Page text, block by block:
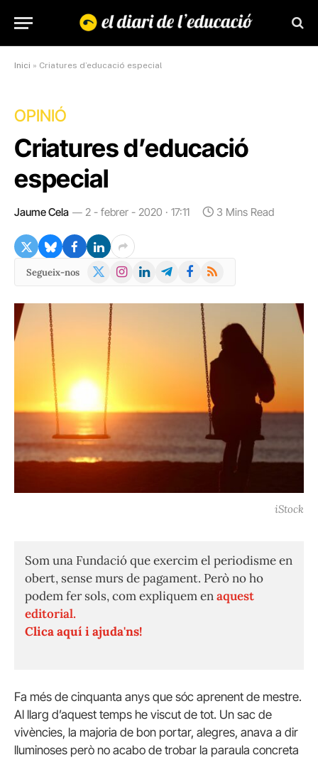
Inici » Criatures d’educació especial
OPINIÓ
Criatures d’educació
especial
Jaume Cela 2 - febrer - 2020 · 17:11 3 Mins Read
Segueix-nos
X
Instagram
LinkedInTelegramFacebook
RSS
iStock
Som una Fundació que exercim el periodisme en
obert, sense murs de pagament. Però no ho
podem fer sols, com expliquem enaquest
editorial.
Clica aquí i ajuda'ns!
Fa més de cinquanta anys que sóc aprenent de mestre.
Al llarg d’aquest temps he viscut de tot. Un sac de
vivències, la majoria de bon portar, alegres, anava a dir
lluminoses però no acabo de trobar la paraula concreta